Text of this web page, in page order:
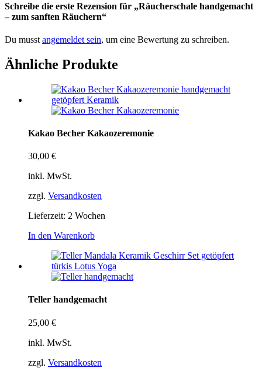
Schreibe die erste Rezension für „Räucherschale handgemacht
– zum sanften Räuchern“
Du musst angemeldet sein, um eine Bewertung zu schreiben.
Ähnliche Produkte
Kakao Becher Kakaozeremonie
30,00 €
inkl. MwSt.
zzgl. Versandkosten
Lieferzeit: 2 Wochen
In den Warenkorb
Teller handgemacht
25,00 €
inkl. MwSt.
zzgl. Versandkosten